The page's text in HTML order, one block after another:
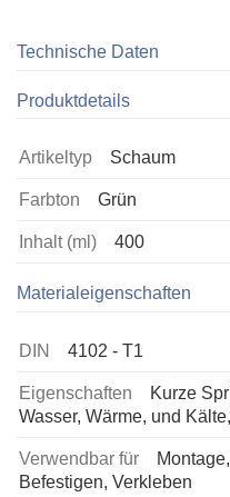
Technische Daten
Produktdetails
Artikeltyp Schaum
Farbton Grün
Inhalt (ml) 400
Materialeigenschaften
DIN 4102 - T1
Eigenschaften
Kurze
Wasser, Wärme, und
Verwendbar für
Befestigen, Verkleben